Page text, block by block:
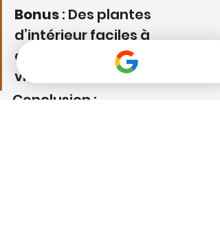
Bonus : Des plantes
d’intérieur faciles à
entretenir apportent de la
vie à votre décoration.
Conclusion :